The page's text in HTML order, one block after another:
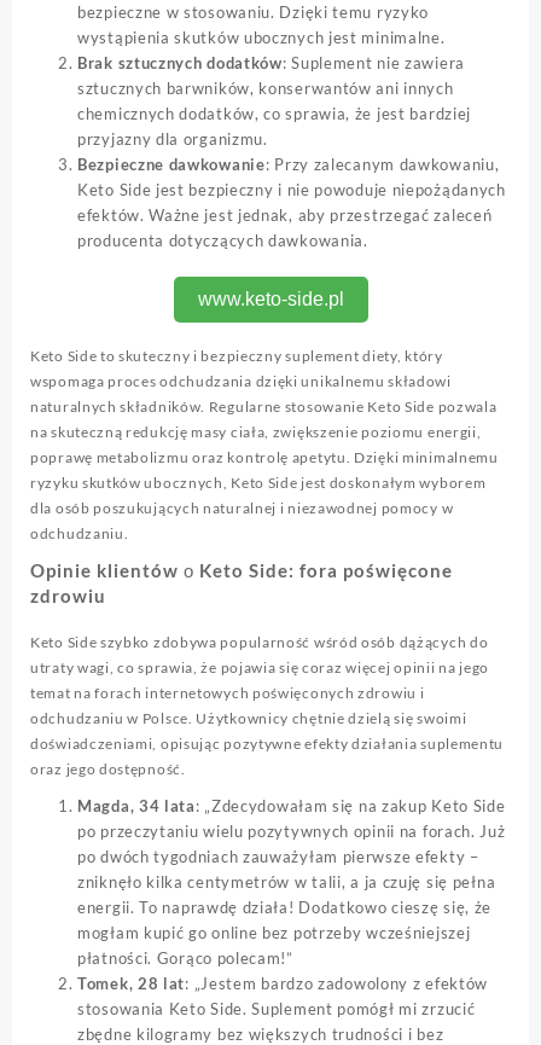
bezpieczne w stosowaniu. Dzięki temu ryzyko
wystąpienia skutków ubocznych jest minimalne.
Brak sztucznych dodatków: Suplement nie zawiera
sztucznych barwników, konserwantów ani innych
chemicznych dodatków, co sprawia, że jest bardziej
przyjazny dla organizmu.
Bezpieczne dawkowanie: Przy zalecanym dawkowaniu,
Keto Side jest bezpieczny i nie powoduje niepożądanych
efektów. Ważne jest jednak, aby przestrzegać zaleceń
producenta dotyczących dawkowania.
www.keto-side.pl
Keto Side to skuteczny i bezpieczny suplement diety, który
wspomaga proces odchudzania dzięki unikalnemu składowi
naturalnych składników. Regularne stosowanie Keto Side pozwala
na skuteczną redukcję masy ciała, zwiększenie poziomu energii,
poprawę metabolizmu oraz kontrolę apetytu. Dzięki minimalnemu
ryzyku skutków ubocznych, Keto Side jest doskonałym wyborem
dla osób poszukujących naturalnej i niezawodnej pomocy w
odchudzaniu.
Opinie klientów о Keto Side: fora poświęcone
zdrowiu
Keto Side szybko zdobywa popularność wśród osób dążących do
utraty wagi, co sprawia, że pojawia się coraz więcej opinii na jego
temat na forach internetowych poświęconych zdrowiu i
odchudzaniu w Polsce. Użytkownicy chętnie dzielą się swoimi
doświadczeniami, opisując pozytywne efekty działania suplementu
oraz jego dostępność.
Magda, 34 lata: „Zdecydowałam się na zakup Keto Side
po przeczytaniu wielu pozytywnych opinii na forach. Już
po dwóch tygodniach zauważyłam pierwsze efekty –
zniknęło kilka centymetrów w talii, a ja czuję się pełna
energii. To naprawdę działa! Dodatkowo cieszę się, że
mogłam kupić go online bez potrzeby wcześniejszej
płatności. Gorąco polecam!”
Tomek, 28 lat: „Jestem bardzo zadowolony z efektów
stosowania Keto Side. Suplement pomógł mi zrzucić
zbędne kilogramy bez większych trudności i bez